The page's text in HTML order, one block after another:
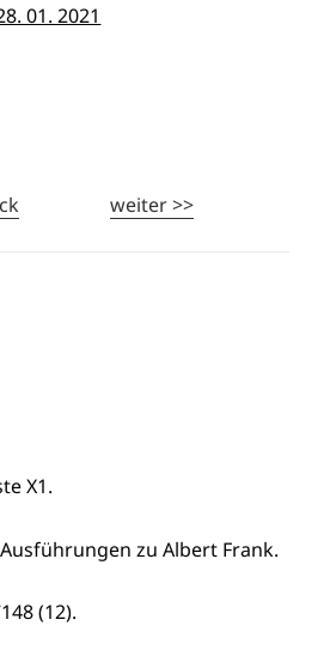
01. 2021
weiter >>
X1.
zu Albert Frank.
(12).